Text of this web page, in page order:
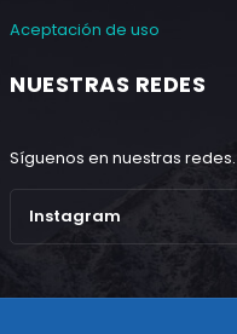
Aceptación de uso
NUESTRAS REDES
Síguenos en nuestras redes.
Instagram